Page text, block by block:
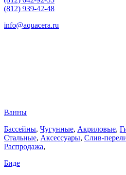
(812) 939-42-48
info@aquacera.ru
Ванны
Бассейны, Чугунные, Акриловые,
Стальные, Аксессуары, Слив-
Распродажа,
Биде